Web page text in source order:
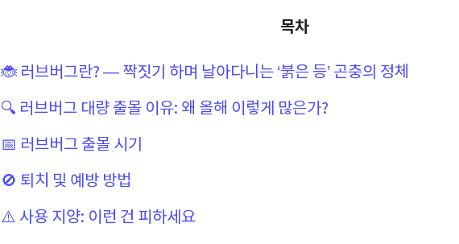
목차
🐞 러브버그란? — 짝짓기 하며 날아다니는 ‘붉은 등’ 곤충의 정체
🔍 러브버그 대량 출몰 이유: 왜 올해 이렇게 많은가?
📅 러브버그 출몰 시기
🚫 퇴치 및 예방 방법
⚠️ 사용 지양: 이런 건 피하세요